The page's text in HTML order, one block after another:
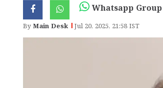
Whatsapp Group
ByMain Desk Jul 20, 2025, 21:58 IST